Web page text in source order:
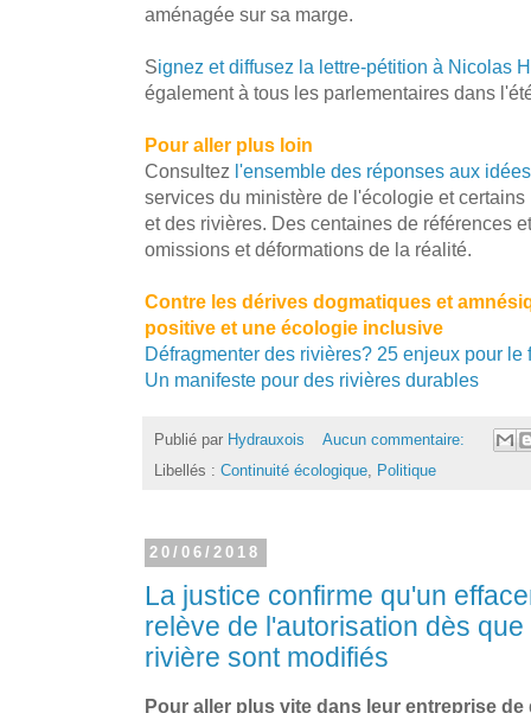
aménagée sur sa marge.
Signez et diffusez la lettre-pétition à Nicolas
également à tous les parlementaires dans
Pour aller plus loin
Consultez l'ensemble des réponses aux
services du ministère de l'écologie et
et des rivières. Des centaines de références
omissions et déformations de la réalité.
Contre les dérives dogmatiques et
positive et une écologie inclusive
Défragmenter des rivières? 25 enjeux pour le
Un manifeste pour des rivières durables
Publié par Hydrauxois
Aucun commentaire:
Libellés : Continuité écologique, Politique
20/06/2018
La justice confirme qu'un
relève de l'autorisation dès
rivière sont modifiés
Pour aller plus vite dans leur entreprise